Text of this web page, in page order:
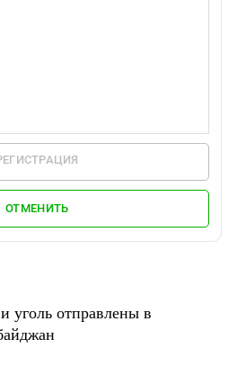
ОТМЕНИТЬ
уголь отправлены в